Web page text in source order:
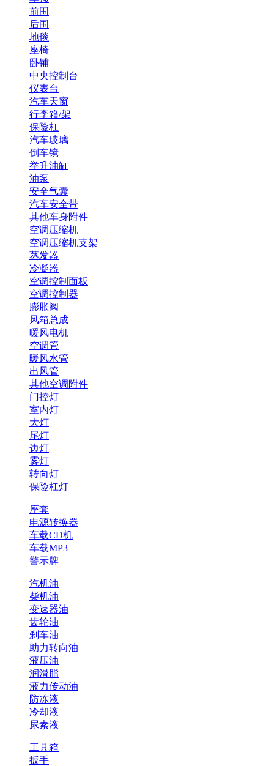
前围
后围
地毯
座椅
卧铺
中央控制台
仪表台
汽车天窗
行李箱/架
保险杠
汽车玻璃
倒车镜
举升油缸
油泵
安全气囊
汽车安全带
其他车身附件
空调压缩机
空调压缩机支架
蒸发器
冷凝器
空调控制面板
空调控制器
膨胀阀
风箱总成
暖风电机
空调管
暖风水管
出风管
其他空调附件
门控灯
室内灯
大灯
尾灯
边灯
雾灯
转向灯
保险杠灯
座套
电源转换器
车载CD机
车载MP3
警示牌
汽机油
柴机油
变速器油
齿轮油
刹车油
助力转向油
液压油
润滑脂
液力传动油
防冻液
冷却液
尿素液
工具箱
扳手